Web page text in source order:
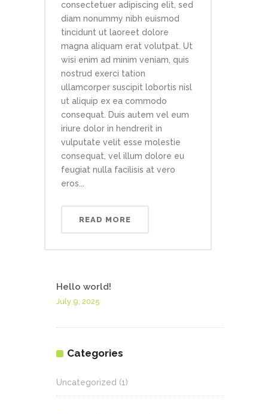
consectetuer adipiscing elit, sed
diam nonummy nibh euismod
tincidunt ut laoreet dolore
magna aliquam erat volutpat. Ut
wisi enim ad minim veniam, quis
nostrud exerci tation
ullamcorper suscipit lobortis nisl
ut aliquip ex ea commodo
consequat. Duis autem vel eum
iriure dolor in hendrerit in
vulputate velit esse molestie
consequat, vel illum dolore eu
feugiat nulla facilisis at vero
eros...
READ MORE
Hello world!
July 9, 2025
Categories
Uncategorized (1)